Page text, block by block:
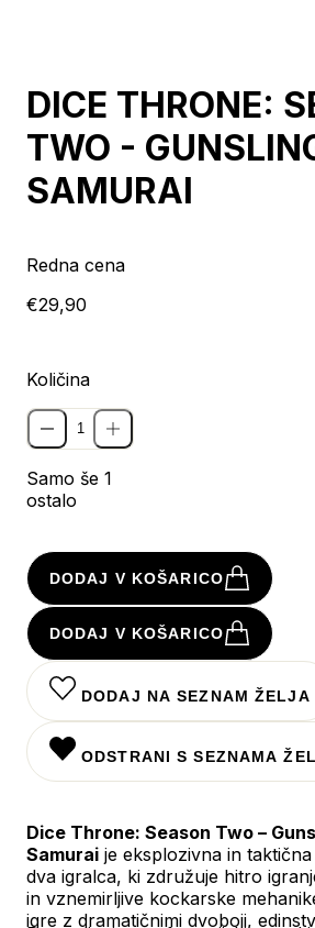
DICE THRONE:
TWO -
SAMURAI
Redna cena
€29,90
Količina
Samo še 1
ostalo
DODAJ V KOŠARICO
DODAJ V KOŠARICO
DODAJ NA SEZNAM ŽELJA
ODSTRANI S SEZNAMA
Dice Throne: Season Two –
Samurai je eksplozivna in
dva igralca, ki združuje hitro
in vznemirljive kockarske
igre z dramatičnimi dvoboji,